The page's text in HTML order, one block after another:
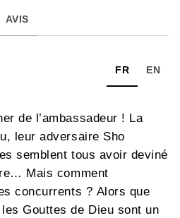
AVIS
FR EN
de l’ambassadeur ! La
leur adversaire Sho
semblent tous avoir deviné
Mais comment
concurrents ? Alors que
Gouttes de Dieu sont un